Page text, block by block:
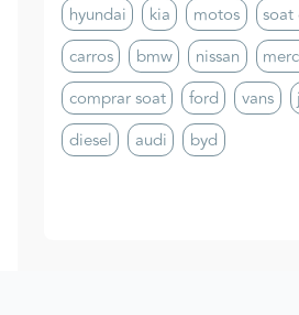
hyundai
kia motos
soat
carros
bmw nissan
comprar soat
ford vans
diesel
audi byd